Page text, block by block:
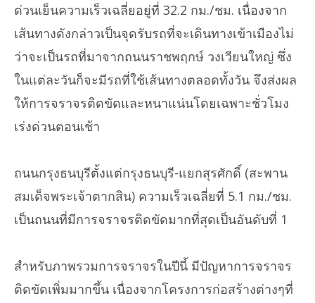
ด่วนเย็นความเร็วเฉลี่ยอยู่ที่ 32.2 กม./ชม. เนื่องจาก
เส้นทางดังกล่าวเป็นจุดรับรถที่จะเดินทางเข้าเมืองไม่
ว่าจะเป็นรถที่มาจากถนนราชพฤกษ์ วงเวียนใหญ่ ซึ่ง
ในแต่ละวันก็จะมีรถที่ใช้เส้นทางตลอดทั้งวัน จึงส่งผล
ให้การจราจรติดขัดและหนาแน่นโดยเฉพาะชั่วโมง
เร่งด่วนตอนเช้า
ถนนกรุงธนบุรีตั้งแต่กรุงธนบุรี-แยกสุรศักดิ์ (สะพาน
สมเด็จพระเจ้าตากสิน) ความเร็วเฉลี่ยที่ 5.1 กม./ชม.
เป็นถนนที่มีการจราจรติดขัดมากที่สุดเป็นอันดับที่ 1
สำหรับภาพรวมการจราจรในปีนี้ มีปัญหาการจราจร
ติดขัดเพิ่มมากขึ้น เนื่องจากโครงการก่อสร้างต่างๆที่